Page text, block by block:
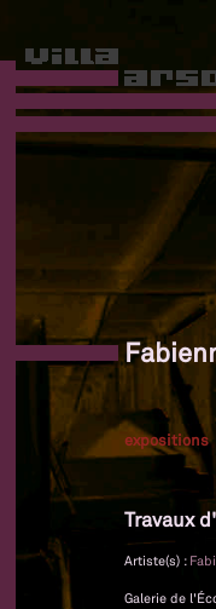
expositions
Travaux
Artiste(s) :
Galerie de